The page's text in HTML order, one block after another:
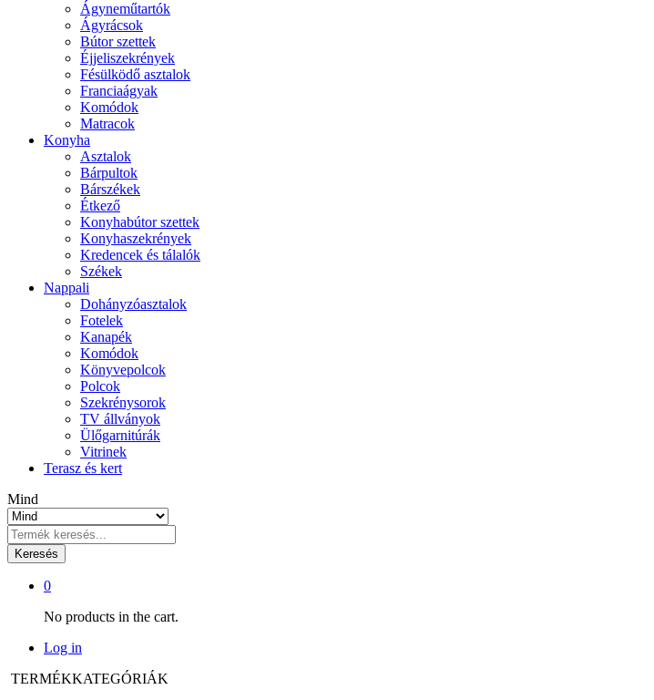
Ágyneműtartók
Ágyrácsok
Bútor szettek
Éjjeliszekrények
Fésülködő asztalok
Franciaágyak
Komódok
Matracok
Konyha
Asztalok
Bárpultok
Bárszékek
Étkező
Konyhabútor szettek
Konyhaszekrények
Kredencek és tálalók
Székek
Nappali
Dohányzóasztalok
Fotelek
Kanapék
Komódok
Könyvepolcok
Polcok
Szekrénysorok
TV állványok
Ülőgarnitúrák
Vitrinek
Terasz és kert
Mind
Keresés
0
No products in the cart.
Log in
TERMÉKKATEGÓRIÁK